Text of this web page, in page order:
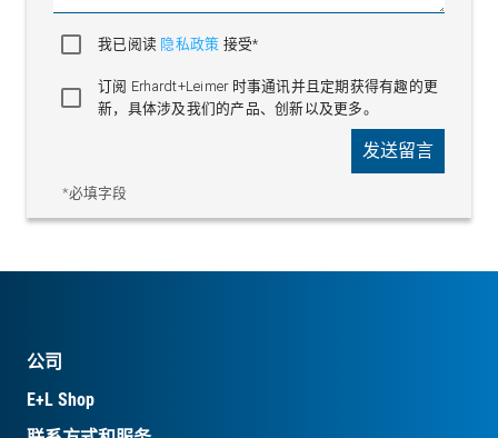
我已阅读 隐私政策 接受*
订阅 Erhardt+Leimer 时事通讯并且定期获得有趣的更
新，具体涉及我们的产品、创新以及更多。
*必填字段
发送留言
公司
E+L Shop